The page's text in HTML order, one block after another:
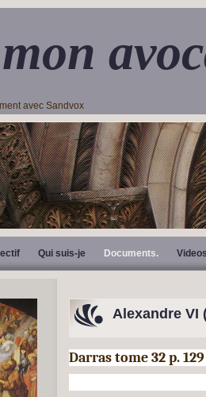
avec Sandvox
Qui suis-je Documents.
Alexandre VI
Darras tome 32 p. 129